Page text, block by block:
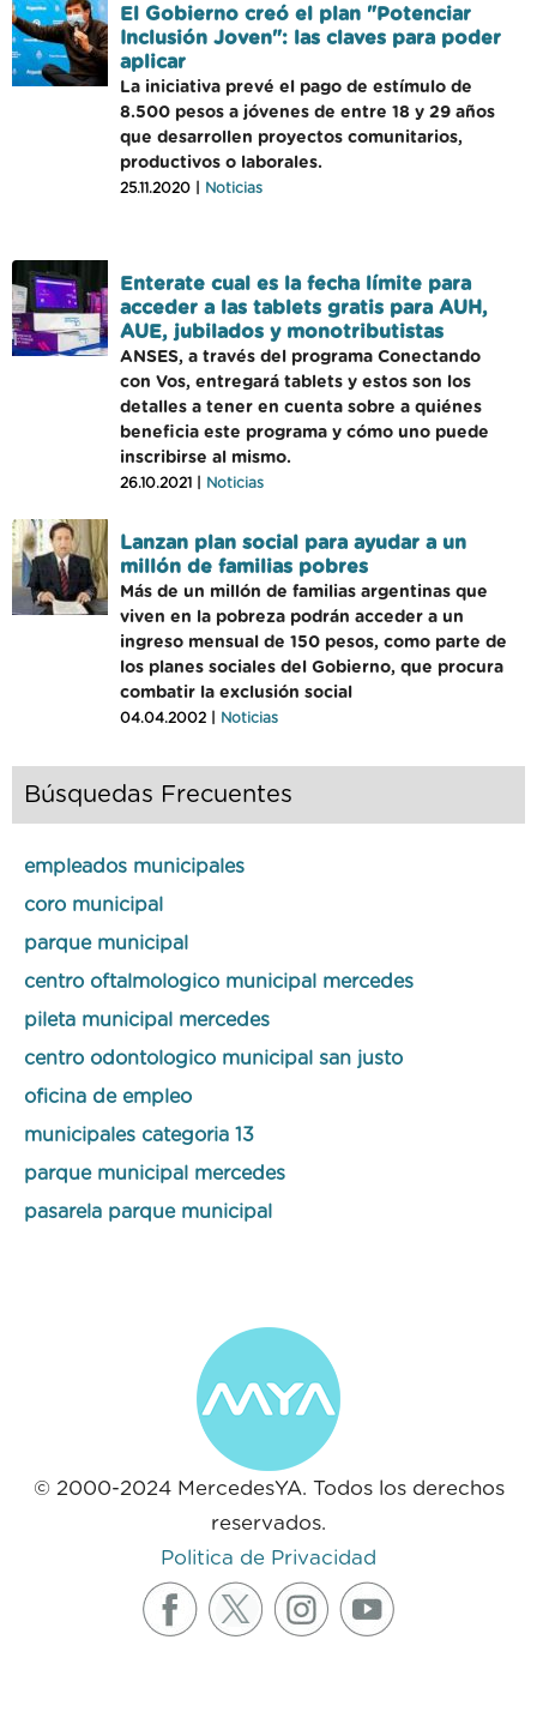
El Gobierno creó el plan "Potenciar
Inclusión Joven": las claves para poder
aplicar
La iniciativa prevé el pago de estímulo de
8.500 pesos a jóvenes de entre 18 y 29 años
que desarrollen proyectos comunitarios,
productivos o laborales.
25.11.2020 | Noticias
Enterate cual es la fecha límite para
acceder a las tablets gratis para AUH,
AUE, jubilados y monotributistas
ANSES, a través del programa Conectando
con Vos, entregará tablets y estos son los
detalles a tener en cuenta sobre a quiénes
beneficia este programa y cómo uno puede
inscribirse al mismo.
26.10.2021 | Noticias
Lanzan plan social para ayudar a un
millón de familias pobres
Más de un millón de familias argentinas que
viven en la pobreza podrán acceder a un
ingreso mensual de 150 pesos, como parte de
los planes sociales del Gobierno, que procura
combatir la exclusión social
04.04.2002 | Noticias
Búsquedas Frecuentes
empleados municipales
coro municipal
parque municipal
centro oftalmologico municipal mercedes
pileta municipal mercedes
centro odontologico municipal san justo
oficina de empleo
municipales categoria 13
parque municipal mercedes
pasarela parque municipal
© 2000-2024 MercedesYA. Todos los derechos
reservados.
Politica de Privacidad